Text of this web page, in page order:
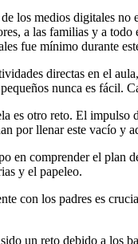
los medios digitales
a las familias y a
fue mínimo durante
directas en el
nunca es fácil.
es otro reto. El impulso
por llenar este vacío y
en comprender el plan
y el papeleo.
con los padres es
un reto debido a los